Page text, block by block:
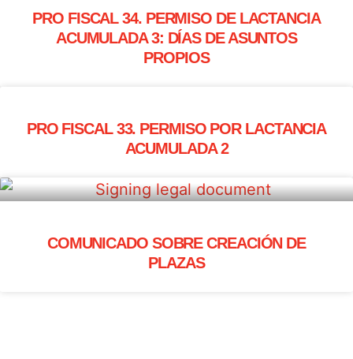
PRO FISCAL 34. PERMISO DE LACTANCIA
ACUMULADA 3: DÍAS DE ASUNTOS
PROPIOS
PRO FISCAL 33. PERMISO POR LACTANCIA
ACUMULADA 2
COMUNICADO SOBRE CREACIÓN DE
PLAZAS